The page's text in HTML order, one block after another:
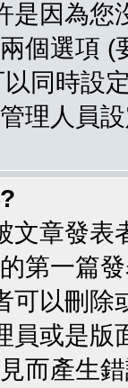
是因為
個選項
同時設
理人員
文章發
第一篇
可以刪
員或是
而產生